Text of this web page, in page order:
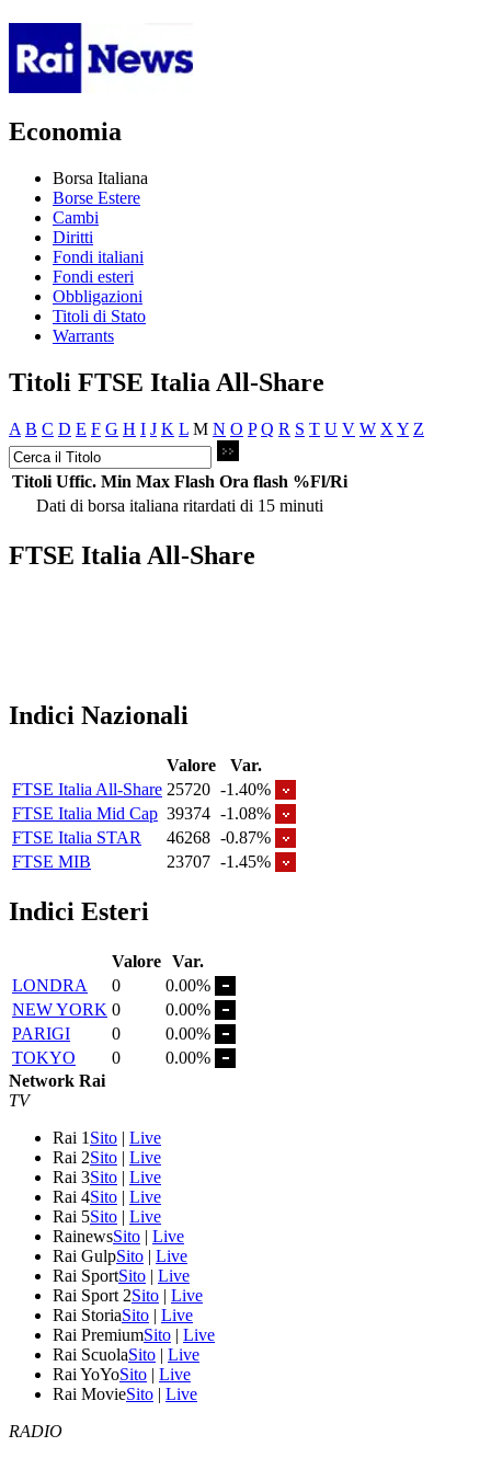
Economia
Borsa Italiana
Borse Estere
Cambi
Diritti
Fondi italiani
Fondi esteri
Obbligazioni
Titoli di Stato
Warrants
Titoli FTSE Italia All-Share
A B C D E F G H I J K L M N O P Q R S T U V W X Y Z
Titoli Uffic. Min Max Flash Ora flash %Fl/Ri
Dati di borsa italiana ritardati di 15 minuti
FTSE Italia All-Share
Indici Nazionali
Valore
Var.
FTSE Italia All-Share 25720 -1.40%
FTSE Italia Mid Cap 39374 -1.08%
FTSE Italia STAR
46268 -0.87%
FTSE MIB
23707 -1.45%
Indici Esteri
Valore Var.
LONDRA
0
0.00%
NEW YORK 0
0.00%
PARIGI
0
0.00%
TOKYO
0
0.00%
Network Rai
TV
Rai 1 Sito | Live
Rai 2Sito | Live
Rai 3Sito | Live
Rai 4Sito | Live
Rai 5Sito | Live
RainewsSito | Live
Rai GulpSito | Live
Rai SportSito | Live
Rai Sport 2Sito | Live
Rai StoriaSito | Live
Rai PremiumSito | Live
Rai ScuolaSito | Live
Rai YoYoSito | Live
Rai MovieSito | Live
RADIO